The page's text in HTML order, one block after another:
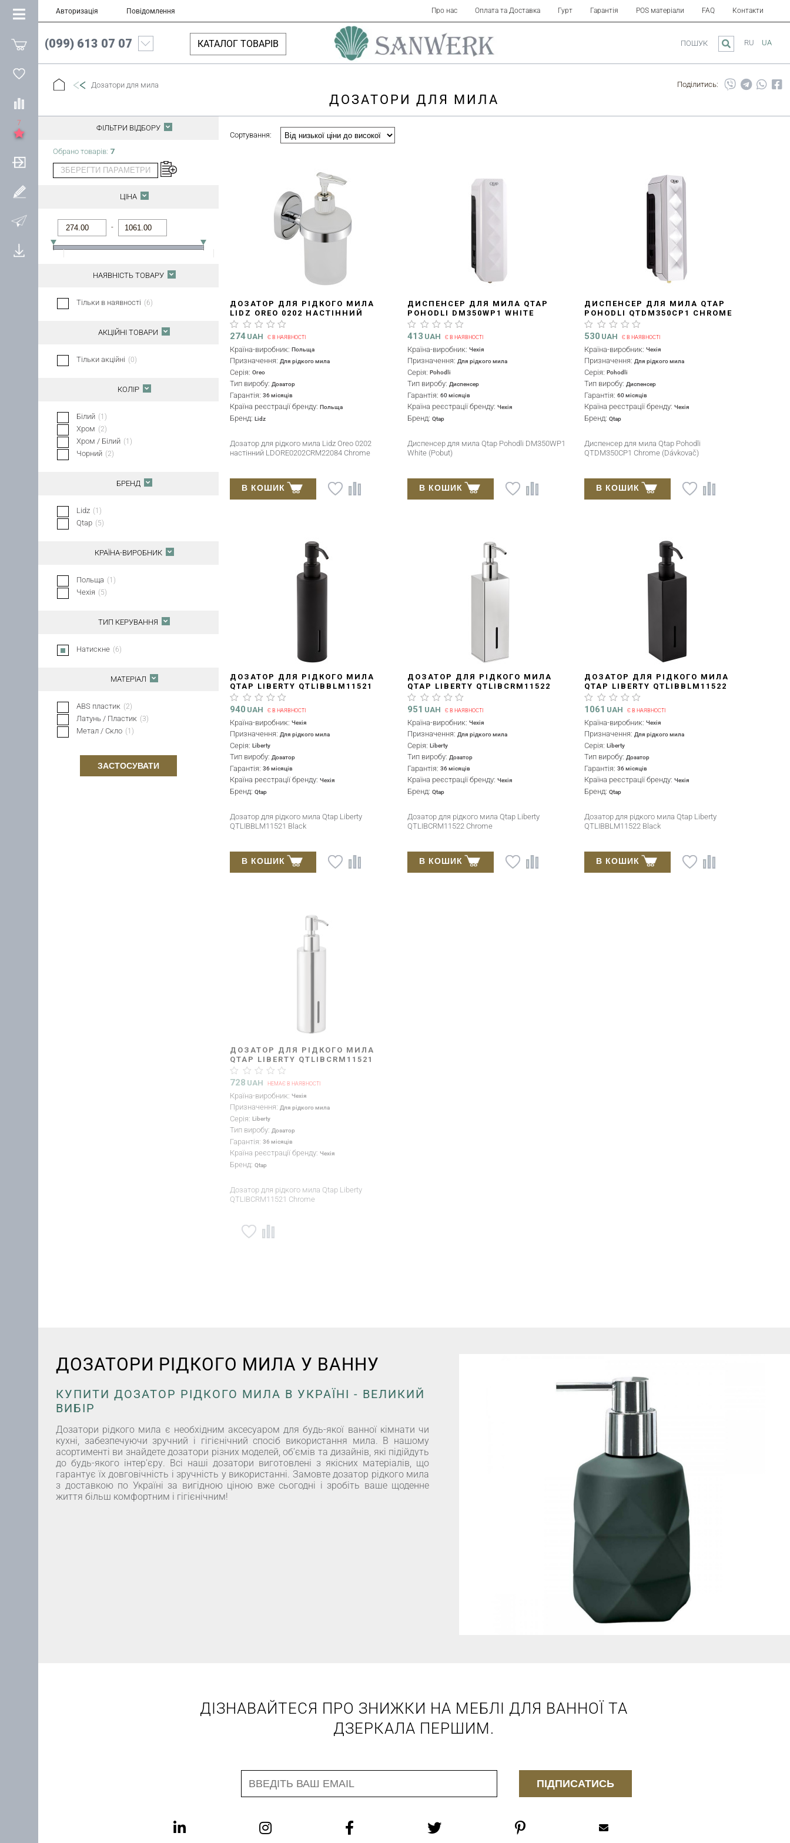
7
Авторизація Повідомлення Про нас Оплата та Доставка Гурт Гарантія POS матеріали FAQ Контакти
КАТАЛОГ ТОВАРІВ
(099) 613 07 07 RU UA
ПОШУК
Дозатори для мила Поділитись:
ДОЗАТОРИ ДЛЯ МИЛА
ФІЛЬТРИ ВІДБОРУ
Обрано товарів: 7
ЗБЕРЕГТИ ПАРАМЕТРИ
ЦІНА
-
НАЯВНІСТЬ ТОВАРУ
Тільки в наявності (6)
АКЦІЙНІ ТОВАРИ
Тільки акційні (0)
КОЛІР
Білий (1 )
Хром (2)
Хром / Білий (1 )
Чорний (2)
БРЕНД
Lidz (1 )
Qtap (5)
КРАЇНА-ВИРОБНИК
Польща (1 )
Чехія (5)
ТИП КЕРУВАННЯ
Натискне (6)
МАТЕРІАЛ
ABS пластик (2)
Латунь / Пластик (3)
Метал / Скло (1 )
ЗАСТОСУВАТИ
Сортування:
ДОЗАТОР ДЛЯ РІДКОГО МИЛА
LIDZ OREO 0202 НАСТІННИЙ
LDORE0202CRM22084 CHROME
274 UAH Є В НАЯВНОСТІ
Країна-виробник:Польща
Призначення:Для рідкого мила
Серія:Oreo
Тип виробу:Дозатор
Гарантія:36 місяців
Країна реєстрації бренду:Польща
Бренд:Lidz
Дозатор для рідкого мила Lidz Oreo 0202
настінний LDORE0202CRM22084 Chrome
В КОШИК
ДИСПЕНСЕР ДЛЯ МИЛА QTAP
POHODLI DM350WP1 WHITE
(POBUT)
413 UAH Є В НАЯВНОСТІ
Країна-виробник: Чехія
Призначення: Для рідкого мила
Серія: Pohodli
Тип виробу: Диспенсер
Гарантія: 60 місяців
Країна реєстрації бренду: Чехія
Бренд: Qtap
Диспенсер для мила Qtap Pohodli DM350WP1
White (Pobut)
В КОШИК
ДИСПЕНСЕР ДЛЯ МИЛА QTAP
POHODLI QTDM350CP1 CHROME
(DÁVKOVAČ)
530 UAH Є В НАЯВНОСТІ
Країна-виробник:Чехія
Призначення:Для рідкого мила
Серія:Pohodli
Тип виробу:Диспенсер
Гарантія:60 місяців
Країна реєстрації бренду:Чехія
Бренд:Qtap
Диспенсер для мила Qtap Pohodli
QTDM350CP1 Chrome (Dávkovač)
В КОШИК
ДОЗАТОР ДЛЯ РІДКОГО МИЛА
QTAP LIBERTY QTLIBBLM11521
BLACK
940 UAH Є В НАЯВНОСТІ
Країна-виробник:Чехія
Призначення:Для рідкого мила
Серія:Liberty
Тип виробу:Дозатор
Гарантія:36 місяців
Країна реєстрації бренду:Чехія
Бренд:Qtap
Дозатор для рідкого мила Qtap Liberty
QTLIBBLM11521 Black
В КОШИК
ДОЗАТОР ДЛЯ РІДКОГО МИЛА
QTAP LIBERTY QTLIBCRM11522
CHROME
951 UAH Є В НАЯВНОСТІ
Країна-виробник: Чехія
Призначення: Для рідкого мила
Серія: Liberty
Тип виробу: Дозатор
Гарантія: 36 місяців
Країна реєстрації бренду: Чехія
Бренд: Qtap
Дозатор для рідкого мила Qtap Liberty
QTLIBCRM11522 Chrome
В КОШИК
ДОЗАТОР ДЛЯ РІДКОГО МИЛА
QTAP LIBERTY QTLIBBLM11522
BLACK
1061 UAH Є В НАЯВНОСТІ
Країна-виробник:Чехія
Призначення:Для рідкого мила
Серія:Liberty
Тип виробу:Дозатор
Гарантія:36 місяців
Країна реєстрації бренду:Чехія
Бренд:Qtap
Дозатор для рідкого мила Qtap Liberty
QTLIBBLM11522 Black
В КОШИК
ДОЗАТОР ДЛЯ РІДКОГО МИЛА
QTAP LIBERTY QTLIBCRM11521
CHROME
728 UAH НЕМАЄ В НАЯВНОСТІ
Країна-виробник:Чехія
Призначення:Для рідкого мила
Серія:Liberty
Тип виробу:Дозатор
Гарантія:36 місяців
Країна реєстрації бренду:Чехія
Бренд:Qtap
Дозатор для рідкого мила Qtap Liberty
QTLIBCRM11521 Chrome
ДОЗАТОРИ РІДКОГО МИЛА У ВАННУ
КУПИТИ ДОЗАТОР РІДКОГО МИЛА В УКРАЇНІ - ВЕЛИКИЙ
ВИБІР
Дозатори рідкого мила є необхідним аксесуаром для будь-якої ванної кімнати чи
кухні, забезпечуючи зручний і гігієнічний спосіб використання мила. В нашому
асортименті ви знайдете дозатори різних моделей, об’ємів та дизайнів, які підійдуть
до будь-якого інтер'єру. Всі наші дозатори виготовлені з якісних матеріалів, що
гарантує їх довговічність і зручність у використанні. Замовте дозатор рідкого мила
з доставкою по Україні за вигідною ціною вже сьогодні і зробіть ваше щоденне
життя більш комфортним і гігієнічним!
ДІЗНАВАЙТЕСЯ ПРО ЗНИЖКИ НА МЕБЛІ ДЛЯ ВАННОЇ ТА
ДЗЕРКАЛА ПЕРШИМ.
ПІДПИСАТИСЬ